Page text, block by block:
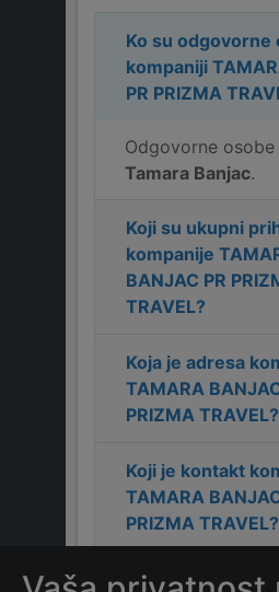
Ko su odgovorne
kompaniji
PR PRIZMA
Odgovorne
Tamara Banjac.
Koji su ukupni
kompanije
BANJAC PR
TRAVEL?
Koja je adresa
TAMARA
PRIZMA TRAVEL?
Koji je kontakt
TAMARA
PRIZMA TRAVEL?
Koliko ima